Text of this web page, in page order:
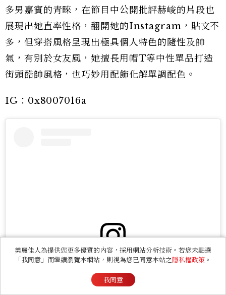
多男嘉賓的青睞，在節目中公開批評赫峻的片段也
展現出她直率性格，翻開她的Instagram，貼文不
多，但穿搭風格呈現出極具個人特色的隨性及帥
氣，有別於女友風，她擅長用帽T等中性單品打造
街頭酷帥風格，也巧妙用配飾化解單調配色。
IG：0x8007016a
View this post on Instagram
美麗佳人為提供您更多優質的內容，採用網站分析技術。若您未點選
「我同意」而繼續瀏覽本網站，則視為您已同意本站之隱私權政策 。
我同意